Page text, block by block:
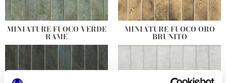
MINIATURE FUOCO VERDE
RAME
MINIATURE FUOCO ORO
BRUNITO